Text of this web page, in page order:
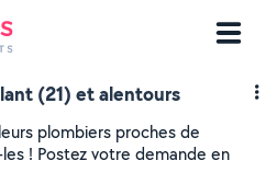
(21) et alentours
plombiers proches de
! Postez votre demande en